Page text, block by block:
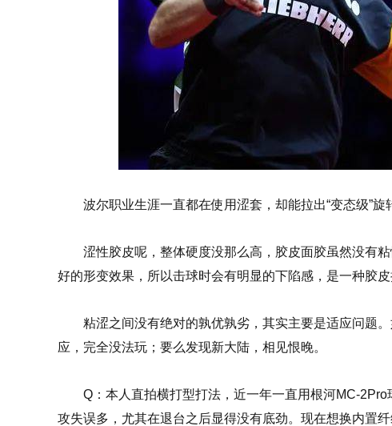
波尔职业生涯一直都在使用涩套，却能拉出“变态级”旋
涩性胶皮呢，整体硬度没那么高，胶皮面胶虽然没有
好的形变效果，所以击球时会有明显的下陷感，是一种胶皮
粘涩之间没有绝对的孰优孰劣，其实主要是适应问题
应，完全没法玩；要么发现新大陆，相见恨晚。
Q： 本人直拍横打型打法，近一年一直用根河MC-
攻失误多，尤其在退台之后显得没有底劲。现在想换内置